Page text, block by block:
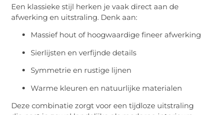
Een klassieke stijl herken je vaak direct aan de
afwerking en uitstraling. Denk aan:
Massief hout of hoogwaardige fineer afwerking
Sierlijsten en verfijnde details
Symmetrie en rustige lijnen
Warme kleuren en natuurlijke materialen
Deze combinatie zorgt voor een tijdloze uitstraling